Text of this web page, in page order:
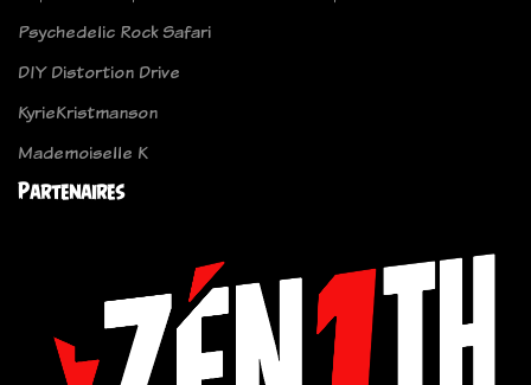
Psychedelic Rock Safari
DIY Distortion Drive
KyrieKristmanson
Mademoiselle K
Partenaires